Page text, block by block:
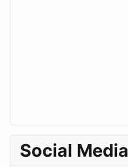
Social Media